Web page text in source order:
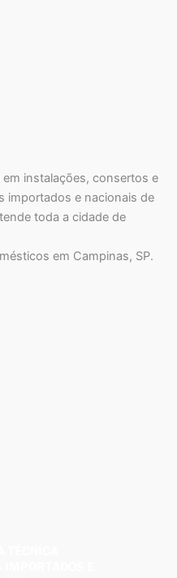
instalações, consertos e
importados e nacionais de
toda a cidade de
em Campinas, SP.